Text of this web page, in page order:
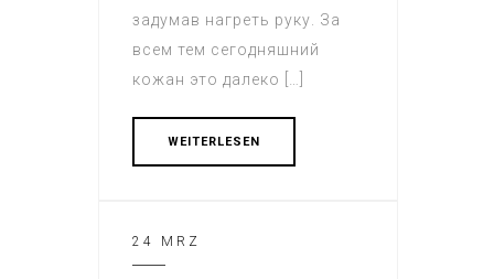
задумав нагреть руку. За
всем тем сегодняшний
кожан это далеко […]
WEITERLESEN
24 MRZ